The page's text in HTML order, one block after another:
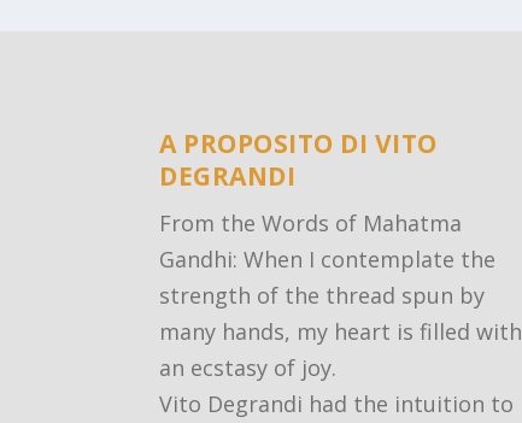
A PROPOSITO DI VITO
DEGRANDI
From the Words of Mahatma
Gandhi: When I contemplate the
strength of the thread spun by
many hands, my heart is filled with
an ecstasy of joy.
Vito Degrandi had the intuition to